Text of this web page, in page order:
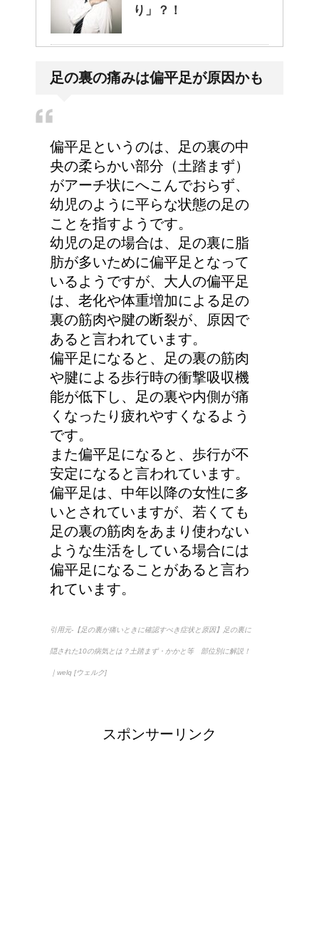
り」？！
わなくなった理由は何？
足の裏の痛みは偏平足が原因かも
偏平足というのは、足の裏の中
央の柔らかい部分（土踏まず）
がアーチ状にへこんでおらず、
幼児のように平らな状態の足の
ことを指すようです。
幼児の足の場合は、足の裏に脂
肪が多いために偏平足となって
いるようですが、大人の偏平足
は、老化や体重増加による足の
裏の筋肉や腱の断裂が、原因で
あると言われています。
偏平足になると、足の裏の筋肉
や腱による歩行時の衝撃吸収機
能が低下し、足の裏や内側が痛
くなったり疲れやすくなるよう
です。
また偏平足になると、歩行が不
安定になると言われています。
偏平足は、中年以降の女性に多
いとされていますが、若くても
足の裏の筋肉をあまり使わない
ような生活をしている場合には
偏平足になることがあると言わ
れています。
引用元-【足の裏が痛いときに確認すべき症状と原因】足の裏に
隠された10の病気とは？土踏まず・かかと等 部位別に解説！
｜welq [ウェルク]
スポンサーリンク